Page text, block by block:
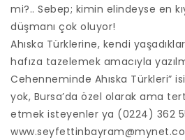
mi?.. Sebep; kimin elindeyse en
düşmanı çok oluyor!
Ahıska Türklerine, kendi
hafıza tazelemek amacıyla
Cehenneminde Ahıska Türkleri”
yok, Bursa’da özel olarak ama
etmek isteyenler ya (0224) 362